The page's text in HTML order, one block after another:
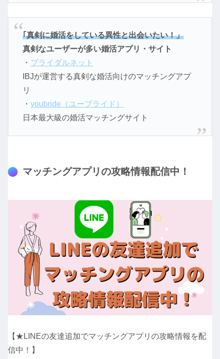
｢真剣に婚活をしている異性と出会いたい！」
真剣なユーザーが多い婚活アプリ・サイト
・ ブライダルネット
IBJが運営する真剣な婚活向けのマッチングアプ
リ
・ youbride（ユーブライド）
日本最大級の婚活マッチングサイト
マッチングアプリの攻略情報配信中！
【★LINEの友達追加でマッチングアプリの攻略情報を配
信中！】